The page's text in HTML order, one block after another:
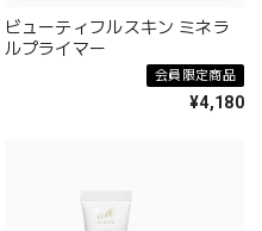
ビューティフルスキン ミネラ
ルプライマー
会員限定商品
¥4,180